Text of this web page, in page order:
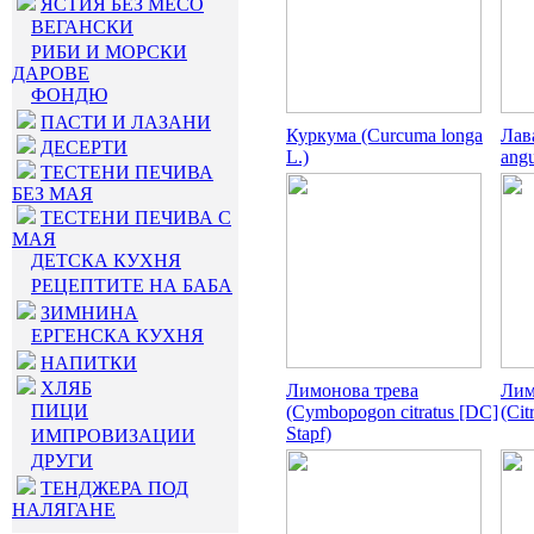
ЯСТИЯ БЕЗ МЕСО
ВЕГАНСКИ
РИБИ И МОРСКИ
ДАРОВЕ
ФОНДЮ
ПАСТИ И ЛАЗАНИ
ДЕСЕРТИ
ТЕСТЕНИ ПЕЧИВА
БЕЗ МАЯ
ТЕСТЕНИ ПЕЧИВА С
МАЯ
ДЕТСКА КУХНЯ
РЕЦЕПТИТЕ НА БАБА
ЗИМНИНА
ЕРГЕНСКА КУХНЯ
НАПИТКИ
ХЛЯБ
ПИЦИ
ИМПРОВИЗАЦИИ
ДРУГИ
ТЕНДЖЕРА ПОД
НАЛЯГАНЕ
Куркума (Curcuma longa
L.)
Лимонова трева
(Cymbopogon citratus [DC]
Stapf)